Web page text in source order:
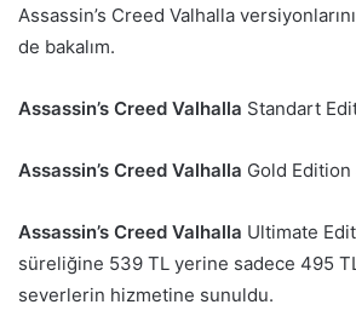
Assassin’s Creed Valhalla
de bakalım.
Assassin’s Creed Valhalla Standart
Assassin’s Creed Valhalla Gold
Assassin’s Creed Valhalla Ultimate
süreliğine 539 TL yerine sadece 495
severlerin hizmetine sunuldu.